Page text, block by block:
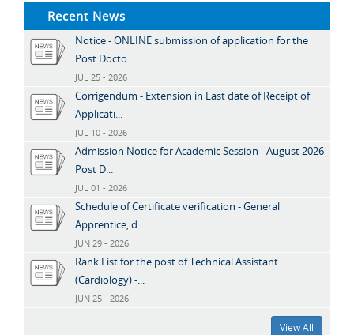
Recent News
Notice - ONLINE submission of application for the
Post Docto...
JUL 25 - 2026
Corrigendum - Extension in Last date of Receipt of
Applicati...
JUL 10 - 2026
Admission Notice for Academic Session - August 2026 -
Post D...
JUL 01 - 2026
Schedule of Certificate verification - General
Apprentice, d...
JUN 29 - 2026
Rank List for the post of Technical Assistant
(Cardiology) -...
JUN 25 - 2026
View All